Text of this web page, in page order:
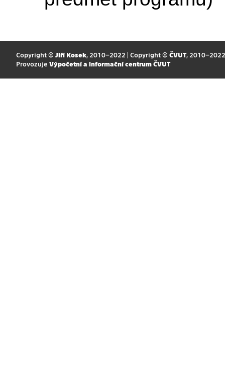
Copyright © Jiří Kosek, 2010–2022 | Copyright © ČVUT, 2010–2022
Provozuje Výpočetní a informační centrum ČVUT